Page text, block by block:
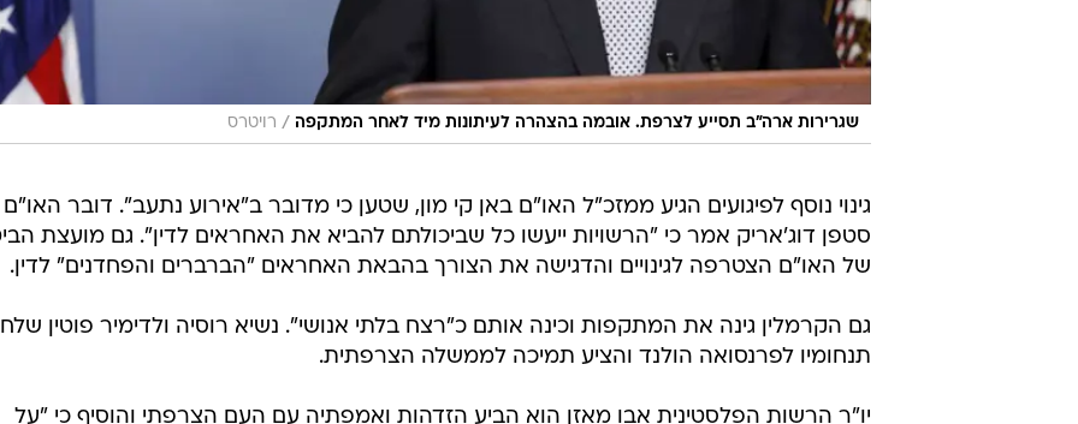
שגרירות ארה"ב תסייע לצרפת. אובמה בהצהרה לעיתונות מיד לאחר המתקפה / רויטרס
גינוי נוסף לפיגועים הגיע ממזכ"ל האו"ם באן קי מון, שטען כי מדובר ב"אירוע נתעב". דובר האו"ם
סטפן דוג'אריק אמר כי "הרשויות ייעשו כל שביכולתם להביא את האחראים לדין". גם מועצת
של האו"ם הצטרפה לגינויים והדגישה את הצורך בהבאת האחראים "הברברים והפחדנים" לדין.
גם הקרמלין גינה את המתקפות וכינה אותם כ"רצח בלתי אנושי". נשיא רוסיה ולדימיר פוטין
תנחומיו לפרנסואה הולנד והציע תמיכה לממשלה הצרפתית.
יו"ר הרשות הפלסטינית אבו מאזן הוא הביע הזדהות ואמפתיה עם העם הצרפתי והוסיף כי "על